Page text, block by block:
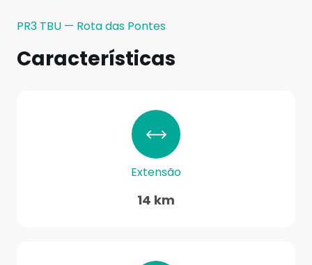
PR3 TBU — Rota das Pontes
Características
Extensão
14 km